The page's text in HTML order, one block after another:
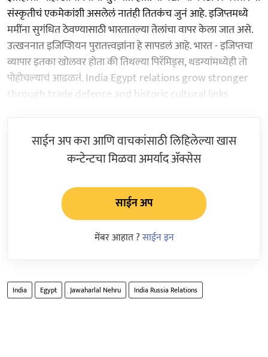
संस्कृतीचं एकमेकांशी असलेलं नातंही तितकंच जुनं आहे. इजिप्तमध्ये
ममींना सुगंधित ठेवण्यासाठी भारतातल्या तेलांचा वापर केला जात असे.
उत्खननात इजिप्शियन पुरातत्त्वज्ञांना हे सापडलं आहे. भारत - इजिप्तचा
व्यापार इतका खोलवर होता की तिथल्या पिरॅमिड्स, थडग्यांमध्येही तो
पोहोचल्याचं आढळतं. India Egypt relations grow stronger
through trade defence and historic cultural links
साईन अप करा आणि वाचकांसाठी लिहिलेल्या खास
कन्टेन्टचा मिळवा अमर्याद ॲक्सेस
साईन अप
मेंबर आहात ?साईन इन
India Egypt Jawaharlal Nehru India Russia Relations